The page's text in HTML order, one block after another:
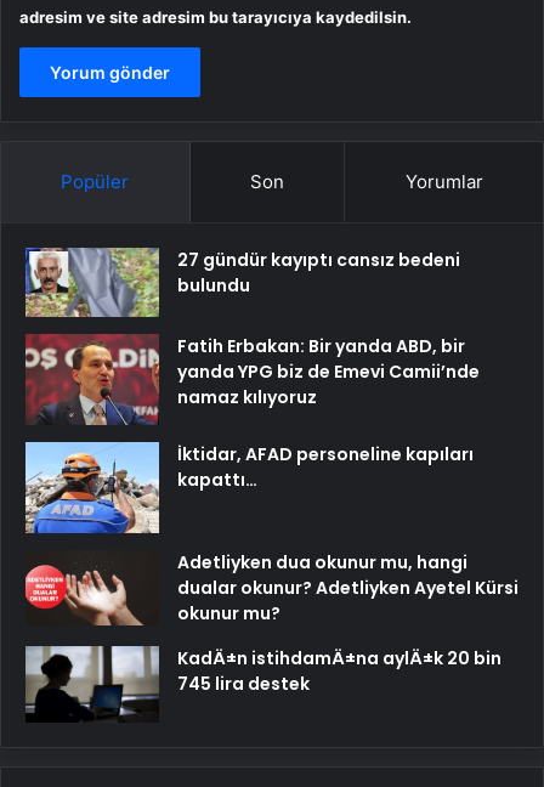
adresim ve site adresim bu tarayıcıya kaydedilsin.
Popüler Son Yorumlar
27 gündür kayıptı cansız bedeni
bulundu
Fatih Erbakan: Bir yanda ABD, bir
yanda YPG biz de Emevi Camii’nde
namaz kılıyoruz
İktidar, AFAD personeline kapıları
kapattı…
Adetliyken dua okunur mu, hangi
dualar okunur? Adetliyken Ayetel Kürsi
okunur mu?
KadÄ±n istihdamÄ±na aylÄ±k 20 bin
745 lira destek